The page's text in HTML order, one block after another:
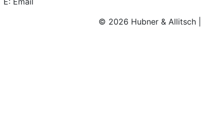
© 2026 Hubner & Allitsch |